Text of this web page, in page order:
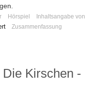
Hörspiel
Inhaltsangabe von
Zusammenfassung
Kirschen -